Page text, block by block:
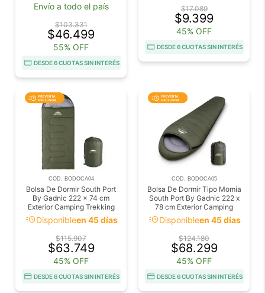
Envío a todo el país
$103.331
$46.499
55% OFF
DESDE 6 CUOTAS SIN INTERÉS
$17.089
$9.399
45% OFF
DESDE 6 CUOTAS SIN INTERÉS
COD. BODOCA04
Bolsa De Dormir South Port
By Gadnic 222 x 74 cm
Exterior Camping Trekking
acuteDisponibleen 45 días
$115.907
$63.749
45% OFF
DESDE 6 CUOTAS SIN INTERÉS
COD. BODOCA05
Bolsa De Dormir Tipo Momia
South Port By Gadnic 222 x
78 cm Exterior Camping
Trekking
acuteDisponibleen 45 días
$124.180
$68.299
45% OFF
DESDE 6 CUOTAS SIN INTERÉS